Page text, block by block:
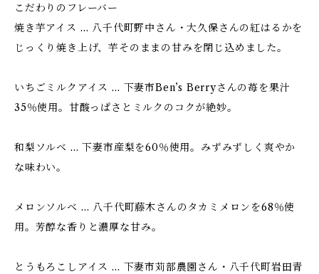
こだわりのフレーバー
焼き芋アイス … 八千代町野中さん・大久保さんの紅はるかを
じっくり焼き上げ、芋そのままの甘みを閉じ込めました。
いちごミルクアイス … 下妻市Ben’s Berryさんの苺を果汁
35％使用。甘酸っぱさとミルクのコクが絶妙。
和梨ソルベ … 下妻市産梨を60％使用。みずみずしく爽やか
な味わい。
メロンソルベ … 八千代町藤木さんのタカミメロンを68％使
用。芳醇な香りと濃厚な甘み。
とうもろこしアイス … 下妻市苅部農園さん・八千代町岩田青